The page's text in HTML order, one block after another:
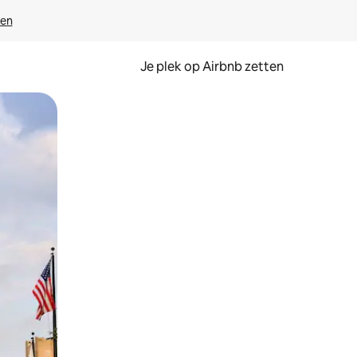
Je plek op Airbnb zetten
of swipen.